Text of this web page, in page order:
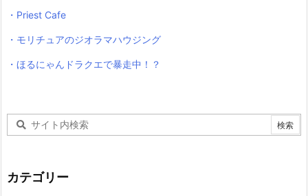
・Priest Cafe
・モリチュアのジオラマハウジング
・ほるにゃんドラクエで暴走中！？
カテゴリー